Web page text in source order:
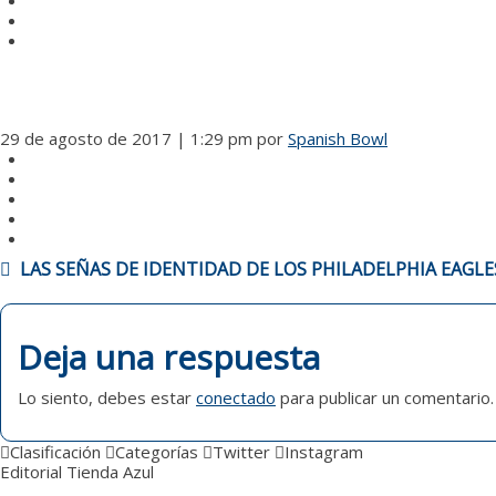
29 de agosto de 2017 | 1:29 pm por Spanish Bowl
NAVEGACIÓN
DE
ENTRADAS
LAS SEÑAS DE IDENTIDAD DE LOS PHILADELPHIA
Deja una respuesta
Lo siento, debes estar conectado para publicar un comentario.
Clasificación Categorías Twitter
Instagram
Editorial Tienda Azul